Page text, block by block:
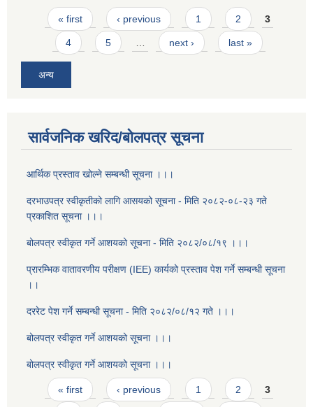
Pages
« first ‹ previous 1 2 3
4 5 next › last »
अन्य
सार्वजनिक खरिद/बोलपत्र सूचना
आर्थिक प्रस्ताव खोल्ने सम्बन्धी सूचना ।।।
दरभाउपत्र स्वीकृतीको लागि आसयको सूचना - मिति २०८२-०८-२३ गते
प्रकाशित सूचना ।।।
बोलपत्र स्वीकृत गर्ने आशयको सूचना - मिति २०८२/०८/१९ ।।।
प्रारम्भिक वातावरणीय परीक्षण (IEE) कार्यको प्रस्ताव पेश गर्ने सम्बन्धी सूचना
।।
दररेट पेश गर्ने सम्बन्धी सूचना - मिति २०८२/०८/१२ गते ।।।
बोलपत्र स्वीकृत गर्ने आशयको सूचना ।।।
बोलपत्र स्वीकृत गर्ने आशयको सूचना ।।।
Pages
« first ‹ previous 1 2 3